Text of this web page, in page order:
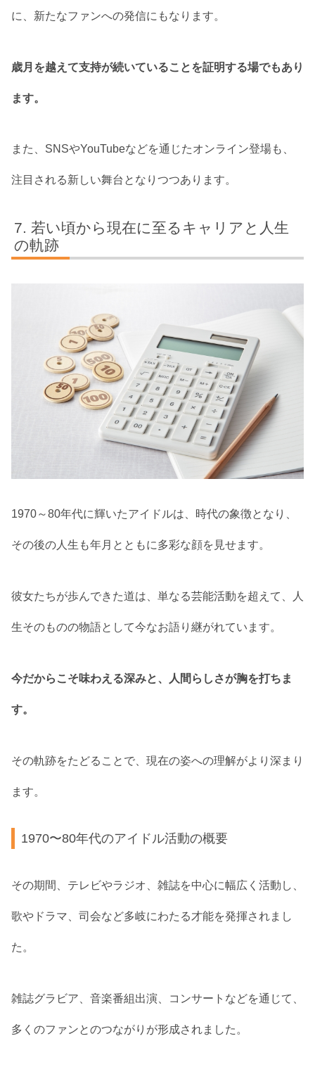
に、新たなファンへの発信にもなります。
歳月を越えて支持が続いていることを証明する場でもあり
ます。
また、SNSやYouTubeなどを通じたオンライン登場も、
注目される新しい舞台となりつつあります。
若い頃から現在に至るキャリアと人生
の軌跡
1970～80年代に輝いたアイドルは、時代の象徴となり、
その後の人生も年月とともに多彩な顔を見せます。
彼女たちが歩んできた道は、単なる芸能活動を超えて、人
生そのものの物語として今なお語り継がれています。
今だからこそ味わえる深みと、人間らしさが胸を打ちま
す。
その軌跡をたどることで、現在の姿への理解がより深まり
ます。
1970〜80年代のアイドル活動の概要
その期間、テレビやラジオ、雑誌を中心に幅広く活動し、
歌やドラマ、司会など多岐にわたる才能を発揮されまし
た。
雑誌グラビア、音楽番組出演、コンサートなどを通じて、
多くのファンとのつながりが形成されました。